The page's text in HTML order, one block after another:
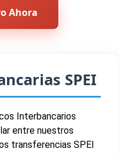
Ahora
SPEI
Interbancarios
entre nuestros
transferencias SPEI